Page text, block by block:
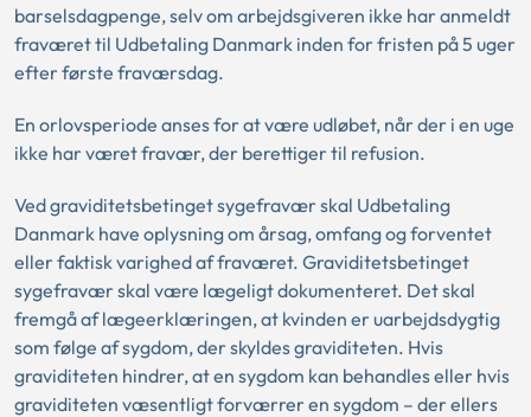
barselsdagpenge, selv om arbejdsgiveren ikke har anmeldt
fraværet til Udbetaling Danmark inden for fristen på 5 uger
efter første fraværsdag.
En orlovsperiode anses for at være udløbet, når der i en uge
ikke har været fravær, der berettiger til refusion.
Ved graviditetsbetinget sygefravær skal Udbetaling
Danmark have oplysning om årsag, omfang og forventet
eller faktisk varighed af fraværet. Graviditetsbetinget
sygefravær skal være lægeligt dokumenteret. Det skal
fremgå af lægeerklæringen, at kvinden er uarbejdsdygtig
som følge af sygdom, der skyldes graviditeten. Hvis
graviditeten hindrer, at en sygdom kan behandles eller hvis
graviditeten væsentligt forværrer en sygdom – der ellers